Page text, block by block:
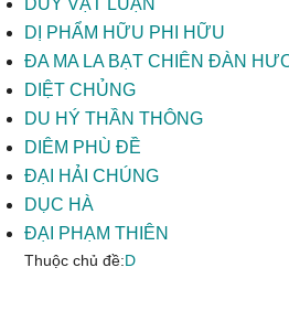
DUY VẬT LUẬN
DỊ PHẨM HỮU PHI HỮU
ĐA MA LA BẠT CHIÊN ĐÀN
DIỆT CHỦNG
DU HÝ THẦN THÔNG
DIÊM PHÙ ĐỀ
ĐẠI HẢI CHÚNG
DỤC HÀ
ĐẠI PHẠM THIÊN
Thuộc chủ đề:D